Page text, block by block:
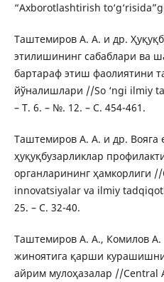
“Axborotlashtirish
Таштемиров А. А. и др.
этилишининг сабаблари ва
бартараф этиш фаолиятини
йўналишлари //So ‘ngi ilmiy
– Т. 6. – №. 12. – С. 454-461.
Таштемиров А. А. и др. Вояга
ҳуқуқбузарликлар
органларининг ҳамкорлиги
innovatsiyalar va ilmiy
25. – С. 32-40.
Таштемиров А. А., Комилов
жиноятига қарши
айрим мулоҳазалар //Central